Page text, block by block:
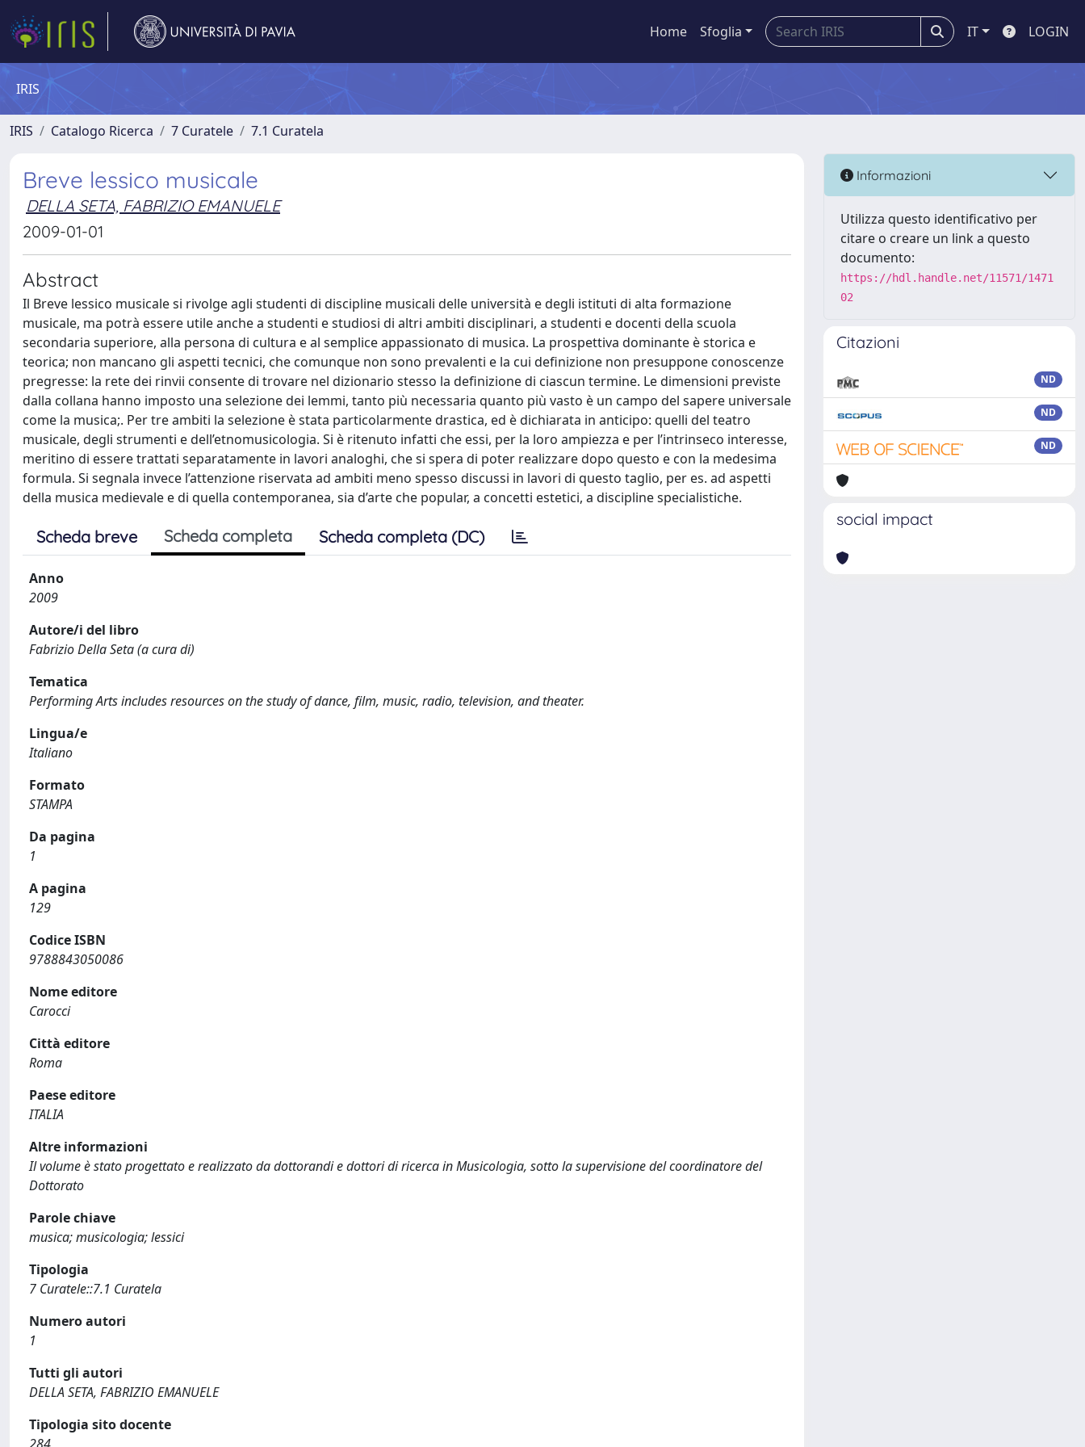
Home Sfoglia IT LOGIN
IRIS
IRIS Catalogo Ricerca 7 Curatele 7.1 Curatela
Breve lessico musicale
DELLA SETA, FABRIZIO EMANUELE
2009-01-01
Abstract
Il Breve lessico musicale si rivolge agli studenti di discipline musicali delle università e degli istituti di alta formazione
musicale, ma potrà essere utile anche a studenti e studiosi di altri ambiti disciplinari, a studenti e docenti della scuola
secondaria superiore, alla persona di cultura e al semplice appassionato di musica. La prospettiva dominante è storica e
teorica; non mancano gli aspetti tecnici, che comunque non sono prevalenti e la cui definizione non presuppone conoscenze
pregresse: la rete dei rinvii consente di trovare nel dizionario stesso la definizione di ciascun termine. Le dimensioni previste
dalla collana hanno imposto una selezione dei lemmi, tanto più necessaria quanto più vasto è un campo del sapere universale
come la musica;. Per tre ambiti la selezione è stata particolarmente drastica, ed è dichiarata in anticipo: quelli del teatro
musicale, degli strumenti e dell’etnomusicologia. Si è ritenuto infatti che essi, per la loro ampiezza e per l’intrinseco interesse,
meritino di essere trattati separatamente in lavori analoghi, che si spera di poter realizzare dopo questo e con la medesima
formula. Si segnala invece l’attenzione riservata ad ambiti meno spesso discussi in lavori di questo taglio, per es. ad aspetti
della musica medievale e di quella contemporanea, sia d’arte che popular, a concetti estetici, a discipline specialistiche.
Scheda breve Scheda completa Scheda completa (DC)
Anno
2009
Autore/i del libro
Fabrizio Della Seta (a cura di)
Tematica
Performing Arts includes resources on the study of dance, film, music, radio, television, and theater.
Lingua/e
Italiano
Formato
STAMPA
Da pagina
1
A pagina
129
Codice ISBN
9788843050086
Nome editore
Carocci
Città editore
Roma
Paese editore
ITALIA
Altre informazioni
Il volume è stato progettato e realizzato da dottorandi e dottori di ricerca in Musicologia, sotto la supervisione del coordinatore del
Dottorato
Parole chiave
musica; musicologia; lessici
Tipologia
7 Curatele::7.1 Curatela
Numero autori
1
Tutti gli autori
DELLA SETA, FABRIZIO EMANUELE
Tipologia sito docente
Informazioni
Utilizza questo identificativo per
citare o creare un link a questo
documento:
https://hdl.handle.net/11571/1471
02
Citazioni
ND
ND
ND
social impact